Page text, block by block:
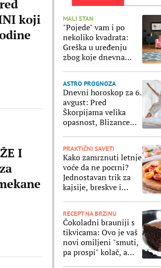
koji
I
MALI STAN
"Pojede" vam i po
nekoliko kvadrata:
Greška u uređenju
zbog koje dnevna
ASTRO PROGNOZA
Dnevni horoskop za 6.
avgust: Pred
Škorpijama velika
opasnost, Blizance
PRAKTIČNI SAVETI
Kako zamrznuti letnje
voće da ne pocrni?
Jednostavan trik za
kajsije, breskve i
RECEPT NA BRZINU
Čokoladni brauniji s
tikvicama: Ovo je vaš
novi omiljeni "smuti,
pa prospi" kolač, a